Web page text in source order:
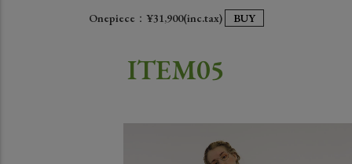
Onepiece：¥31,900(inc.tax) BUY
ITEM05